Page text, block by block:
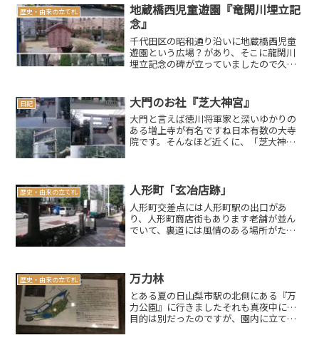
歴史・由来の立て札
地蔵橋西児童遊園『竜閑川埋立記
念』
千代田区の昭和通り沿いに地蔵橋西児童
遊園という広場？があり、そこに龍閑川
埋立記念の碑が立っていましたので久し
っと気になりますが…。地蔵橋西児童遊
園竜閑川は、かつて日本橋...
日記 大門のお社『芝大神宮』
大門と言えば徳川将軍家と深いゆかりの
ある増上寺が有名ですね日本有数の大寺
院です。そんなほど近くに、「芝大神
いることから、関東での伊勢...
歴史・由来の立て札 人形町「玄冶店跡」
人形町交差点には人形町駅の出口があ
り、人形町商店街もあります老舗が並ん
でいて、裏道には風情のある場所がたく
真を撮ってしまいましたm(_...
歴史・由来の立て札 万力林
とある夏の日山梨市駅の北側にある『万
力公園』に行きましたそれも真夜中に…
目的は別だったのですが、園内に立て札